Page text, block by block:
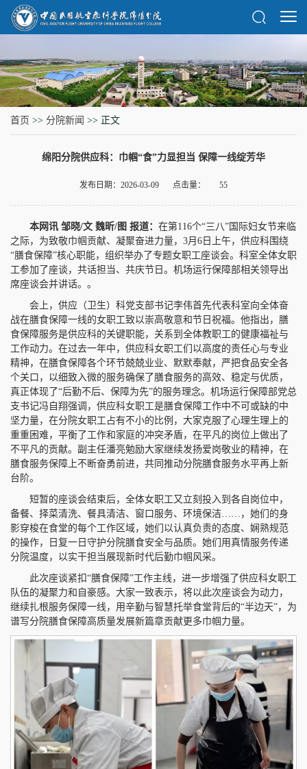
首页 >> 分院新闻 >> 正文
绵阳分院供应科：巾帼“食”力显担当 保障一线绽芳华
发布日期：2026-03-09 点击量： 55
本网讯 邹晓/文 魏昕/图 报道： 在第116个“三八”国际妇女节来临
之际，为致敬巾帼贡献、凝聚奋进力量，3月6日上午，供应科围绕
“膳食保障”核心职能，组织举办了专题女职工座谈会。科室全体女职
工参加了座谈，共话担当、共庆节日。机场运行保障部相关领导出
席座谈会并讲话。。
会上，供应（卫生）科党支部书记李伟首先代表科室向全体奋
战在膳食保障一线的女职工致以崇高敬意和节日祝福。他指出，膳
食保障服务是供应科的关键职能，关系到全体教职工的健康福祉与
工作动力。在过去一年中，供应科女职工们以高度的责任心与专业
精神，在膳食保障各个环节兢兢业业、默默奉献，严把食品安全各
个关口，以细致入微的服务确保了膳食服务的高效、稳定与优质，
真正体现了“后勤不后、保障为先”的服务理念。机场运行保障部党总
支书记冯自翔强调，供应科女职工是膳食保障工作中不可或缺的中
坚力量，在分院女职工占有不小的比例，大家克服了心理生理上的
重重困难，平衡了工作和家庭的冲突矛盾，在平凡的岗位上做出了
不平凡的贡献。副主任潘亮勉励大家继续发扬爱岗敬业的精神，在
膳食服务保障上不断奋勇前进，共同推动分院膳食服务水平再上新
台阶。
短暂的座谈会结束后，全体女职工又立刻投入到各自岗位中，
备餐、择菜清洗、餐具清洁、窗口服务、环境保洁……，她们的身
影穿梭在食堂的每个工作区域，她们以认真负责的态度、娴熟规范
的操作，日复一日守护分院膳食安全与品质。她们用真情服务传递
分院温度，以实干担当展现新时代后勤巾帼风采。
此次座谈紧扣“膳食保障”工作主线，进一步增强了供应科女职工
队伍的凝聚力和自豪感。大家一致表示，将以此次座谈会为动力，
继续扎根服务保障一线，用辛勤与智慧托举食堂背后的“半边天”，为
谱写分院膳食保障高质量发展新篇章贡献更多巾帼力量。